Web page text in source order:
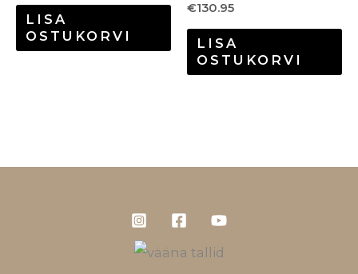
LISA
OSTUKORVI
€130.95
LISA
OSTUKORVI